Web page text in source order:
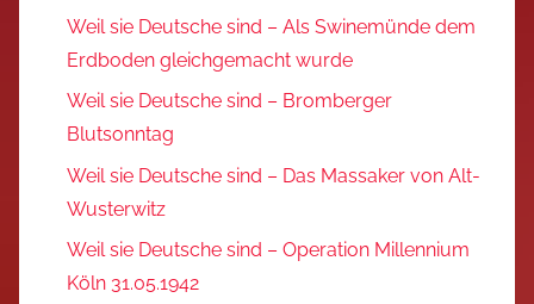
Weil sie Deutsche sind – Als Swinemünde dem
Erdboden gleichgemacht wurde
Weil sie Deutsche sind – Bromberger
Blutsonntag
Weil sie Deutsche sind – Das Massaker von Alt-
Wusterwitz
Weil sie Deutsche sind – Operation Millennium
Köln 31.05.1942